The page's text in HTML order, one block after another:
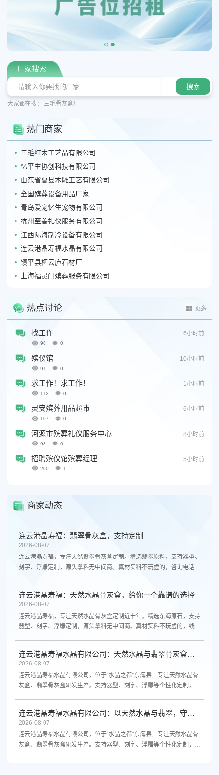
厂家搜索
大家都在搜： 三毛骨灰盒厂
热门商家
三毛红木工艺品有限公司
忆平生协创科技有限公司
山东省曹县木雕工艺有限公司
全国殡葬设备用品厂家
青岛爱宠忆生宠物有限公司
杭州至善礼仪服务有限公司
江西际海制冷设备有限公司
连云港晶寿福水晶有限公司
镇平县栖云庐石材厂
上海福灵门殡葬服务有限公司
热点讨论 更多
6小时前
找工作
98 0
10小时前
殡仪馆
91 0
1小时前
求工作！求工作！
112 0
6小时前
灵安殡葬用品超市
107 0
8小时前
河源市殡葬礼仪服务中心
98 0
5小时前
招聘殡仪馆殡葬经理
200 1
商家动态
连云港晶寿福：翡翠骨灰盒，支持定制
2026-08-07
连云港晶寿福，专注天然翡翠骨灰盒定制。精选翡翠原料，支持器型、
刻字、浮雕定制，源头拿料无中间商。真材实料不玩虚的，咨询电话
连云港晶寿福：天然水晶骨灰盒，给你一个靠谱的选择
2026-08-07
连云港晶寿福，专注天然水晶骨灰盒定制近十年。精选东海原石，支持
器型、刻字、浮雕定制，源头拿料无中间商。真材实料不玩虚的，线上
连云港晶寿福水晶有限公司：天然水晶与翡翠骨灰盒，源头厂家支持定制
2026-08-07
连云港晶寿福水晶有限公司，位于“水晶之都”东海县，专注天然水晶骨
灰盒、翡翠骨灰盒研发生产。支持器型、刻字、浮雕等个性化定制，源
连云港晶寿福水晶有限公司：以天然水晶与翡翠，守护生命最后的尊严
2026-08-07
连云港晶寿福水晶有限公司，位于“水晶之都”东海县，专注天然水晶骨
灰盒、翡翠骨灰盒研发生产。支持器型、刻字、浮雕等个性化定制，源